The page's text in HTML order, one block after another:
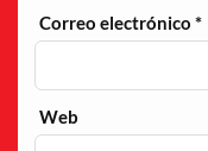
Correo electrónico*
Web